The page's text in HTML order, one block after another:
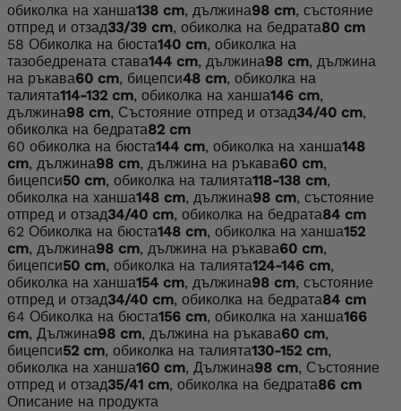
обиколка на ханша138 cm, дължина98 cm, състояние
отпред и отзад33/39 cm, обиколка на бедрата80 cm
58 Обиколка на бюста140 cm, обиколка на
тазобедрената става144 cm, дължина98 cm, дължина
на ръкава60 cm, бицепси48 cm, обиколка на
талията114-132 cm, обиколка на ханша146 cm,
дължина98 cm, Състояние отпред и отзад34/40 cm,
обиколка на бедрата82 cm
60 обиколка на бюста144 cm, обиколка на ханша148
cm, дължина98 cm, дължина на ръкава60 cm,
бицепси50 cm, обиколка на талията118-138 cm,
обиколка на ханша148 cm, дължина98 cm, състояние
отпред и отзад34/40 cm, обиколка на бедрата84 cm
62 Обиколка на бюста148 cm, обиколка на ханша152
cm, дължина98 cm, дължина на ръкава60 cm,
бицепси50 cm, обиколка на талията124-146 cm,
обиколка на ханша154 cm, дължина98 cm, състояние
отпред и отзад34/40 cm, обиколка на бедрата84 cm
64 Обиколка на бюста156 cm, обиколка на ханша166
cm, Дължина98 cm, дължина на ръкава60 cm,
бицепси52 cm, обиколка на талията130-152 cm,
обиколка на ханша160 cm, Дължина98 cm, Състояние
отпред и отзад35/41 cm, обиколка на бедрата86 cm
Описание на продукта